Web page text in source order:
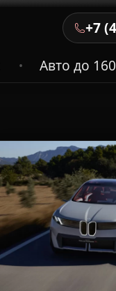
+7
• Авто до